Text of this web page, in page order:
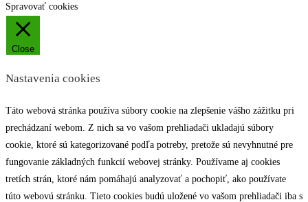
Spravovať cookies
Close
Nastavenia cookies
Táto webová stránka používa súbory cookie na zlepšenie vášho zážitku pri
prechádzaní webom. Z nich sa vo vašom prehliadači ukladajú súbory
cookie, ktoré sú kategorizované podľa potreby, pretože sú nevyhnutné pre
fungovanie základných funkcií webovej stránky. Používame aj cookies
tretích strán, ktoré nám pomáhajú analyzovať a pochopiť, ako používate
túto webovú stránku. Tieto cookies budú uložené vo vašom prehliadači iba s